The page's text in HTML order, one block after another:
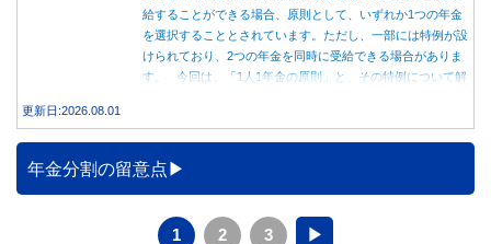
給することができる場合、原則として、いずれか1つの年金
を選択することとされています。ただし、一部には特例が設
けられており、2つの年金を同時に受給できる場合がありま
す。 今回は、「1人1年金の原則」と、その特例について解
更新日:2026.08.01
年金分割の留意点
1 2 3 ▶